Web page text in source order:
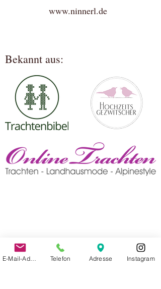
www.ninnerl.de
Bekannt aus:
E-Mail-Adresse Telefon Adresse Instagram